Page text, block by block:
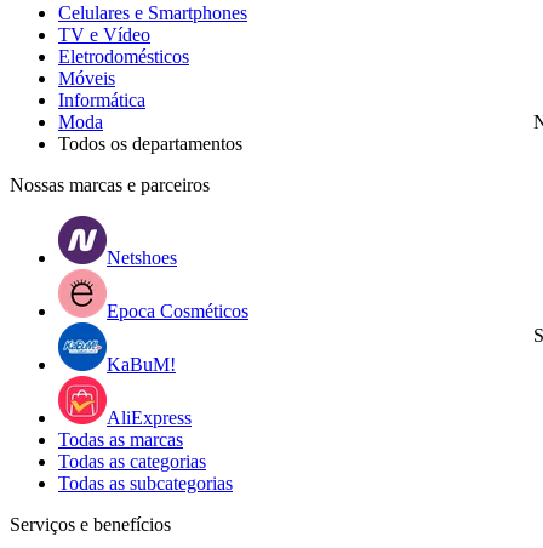
Celulares e Smartphones
TV e Vídeo
Eletrodomésticos
Móveis
Informática
Moda
Todos os departamentos
Nossas marcas e parceiros
Netshoes
Epoca Cosméticos
KaBuM!
AliExpress
Todas as marcas
Todas as categorias
Todas as subcategorias
Serviços e benefícios